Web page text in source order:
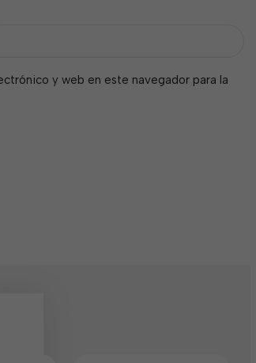
y web en este navegador para la